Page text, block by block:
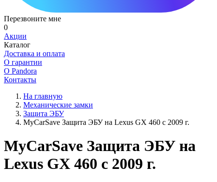
Перезвоните мне
0
Акции
Каталог
Доставка и оплата
О гарантии
О Pandora
Контакты
На главную
Механические замки
Защита ЭБУ
MyCarSave Защита ЭБУ на Lexus GX 460 с 2009 г.
MyCarSave Защита ЭБУ на
Lexus GX 460 с 2009 г.